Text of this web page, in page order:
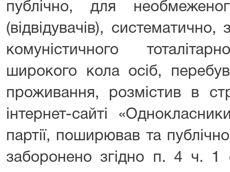
публічно, для
(відвідувачів),
комуністичного
широкого кола осіб,
проживання, розмістив в
інтернет-сайті
партії, поширював та
заборонено згідно п. 4 ч.